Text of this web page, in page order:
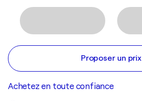
Proposer un prix
Achetez en toute confiance